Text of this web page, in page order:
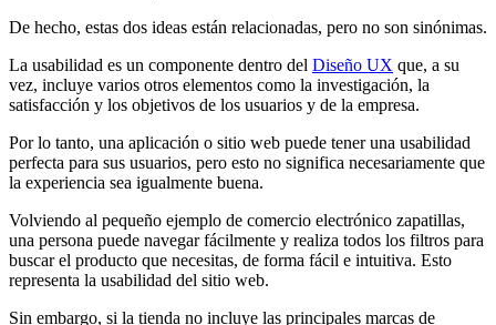
De hecho, estas dos ideas están relacionadas, pero no son sinónimas.
La usabilidad es un componente dentro del Diseño UX que, a su
vez, incluye varios otros elementos como la investigación, la
satisfacción y los objetivos de los usuarios y de la empresa.
Por lo tanto, una aplicación o sitio web puede tener una usabilidad
perfecta para sus usuarios, pero esto no significa necesariamente que
la experiencia sea igualmente buena.
Volviendo al pequeño ejemplo de comercio electrónico zapatillas,
una persona puede navegar fácilmente y realiza todos los filtros para
buscar el producto que necesitas, de forma fácil e intuitiva. Esto
representa la usabilidad del sitio web.
Sin embargo, si la tienda no incluye las principales marcas de